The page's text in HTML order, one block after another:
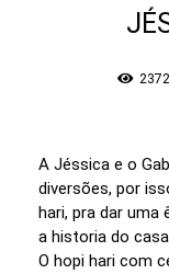
2372
A Jéssica e o
diversões, por
hari, pra dar uma
a historia do
O hopi hari com